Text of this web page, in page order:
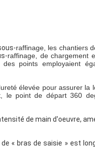
raffinage, les chantiers
raffinage, de chargement
points employaient
élevée pour assurer la
le point de départ 360
de main d'oeuvre,
« bras de saisie » est